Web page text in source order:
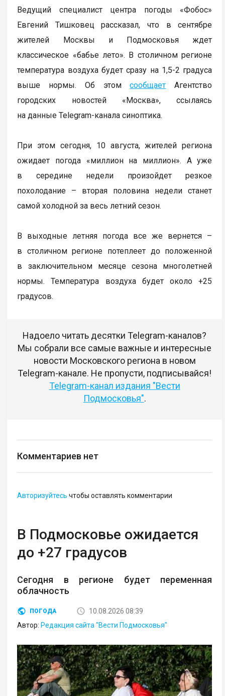
Ведущий специалист центра погоды «Фобос»
Евгений Тишковец рассказал, что в сентябре
жителей Москвы и Подмосковья ждет
классическое «бабье лето». В столичном регионе
температура воздуха будет сразу на 1,5-2 градуса
выше нормы. Об этомсообщает Агентство
городских новостей «Москва», ссылаясь
на данные Telegram-канала синоптика.
При этом сегодня, 10 августа, жителей региона
ожидает погода «миллион на миллион». А уже
в середине недели произойдет резкое
похолодание – вторая половина недели станет
самой холодной за весь летний сезон.
В выходные летняя погода все же вернется –
в столичном регионе потеплеет до положенной
в заключительном месяце сезона многолетней
нормы. Температура воздуха будет около +25
градусов.
Надоело читать десятки Telegram-каналов?
Мы собрали все самые важные и интересные
новости Московского региона в новом
Telegram-канале. Не пропусти, подписывайся!
Telegram-канал издания "Вести
Подмосковья".
Комментариев нет
Авторизуйтесь чтобы оставлять комментарии
В Подмосковье ожидается
до +27 градусов
Сегодня в регионе будет переменная
облачность
ПОГОДА
10.08.2026 08:39
Автор: Редакция сайта "Вести Подмосковья"